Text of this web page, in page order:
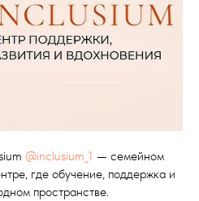
@inclusium_1 — семейном
где обучение, поддержка и
пространстве.